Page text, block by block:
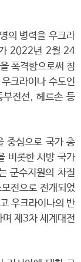
의 병력을 우크라
가 2022년 2월 24
폭격함으로써 침
크라이나 수도인
부전선, 헤르손 등
중심으로 국가 총
비롯한 서방 국가
군수지원의 차질
전으로 전개되었
우크라이나의 반
제3차 세계대전